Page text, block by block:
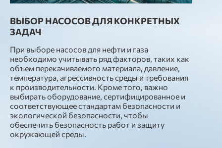
ВЫБОР НАСОСОВ ДЛЯ КОНКРЕТНЫХ
ЗАДАЧ
При выборе насосов для нефти и газа
необходимо учитывать ряд факторов, таких как
объем перекачиваемого материала, давление,
температура, агрессивность среды и требования
к производительности. Кроме того, важно
выбирать оборудование, сертифицированное и
соответствующее стандартам безопасности и
экологической безопасности, чтобы
обеспечить безопасность работ и защиту
окружающей среды.